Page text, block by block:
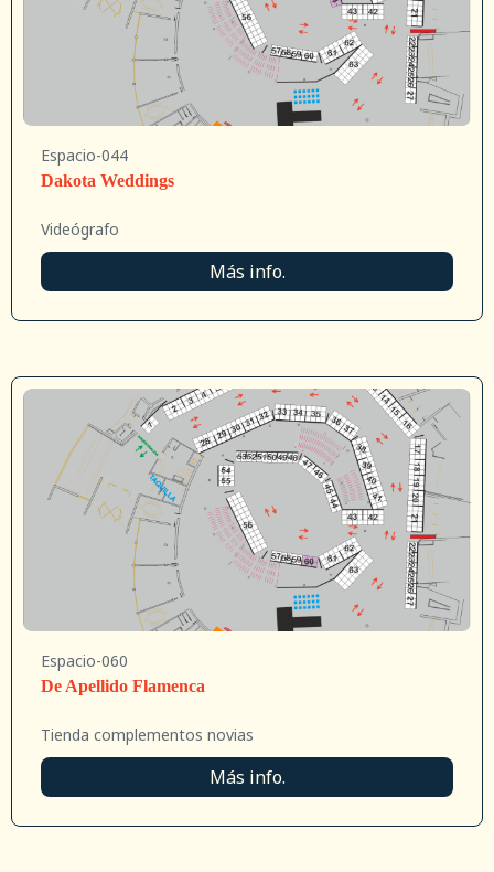
Espacio-044
Dakota Weddings
Videógrafo
Más info.
Espacio-060
De Apellido Flamenca
Tienda complementos novias
Más info.